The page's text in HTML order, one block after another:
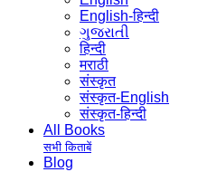
English-हिन्दी
ગુજરાતી
हिन्दी
मराठी
संस्कृत
संस्कृत-English
संस्कृत-हिन्दी
All Books
सभी किताबें
Blog